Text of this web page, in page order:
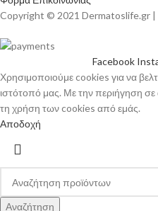
Copyright © 2021 Dermatoslife.gr |
Facebook
Χρησιμοποιούμε cookies για να
ιστότοπό μας. Με την περιήγηση
τη χρήση των cookies από εμάς.
Αποδοχή
Αναζήτηση